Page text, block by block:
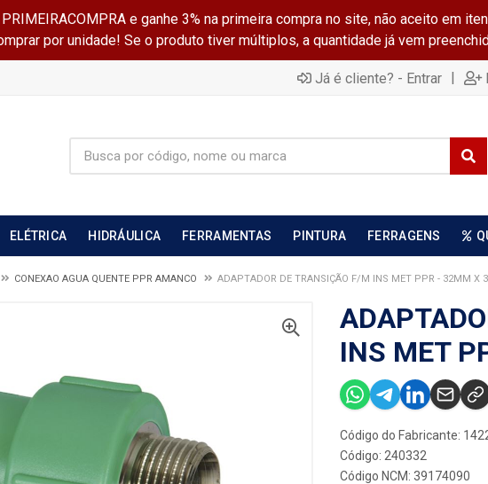
e ganhe 3% na primeira compra no site, não aceito em
por unidade! Se o produto tiver múltiplos, a quantidade já vem
Já é cliente? - Entrar |
ELÉTRICA HIDRÁULICA FERRAMENTAS PINTURA FERRAGENS
CONEXAO AGUA QUENTE PPR AMANCO ADAPTADOR DE TRANSIÇÃO F/M INS MET PPR - 32MM X
INS MET
Código do Fabricante:
Código: 240332
Código NCM: 39174090